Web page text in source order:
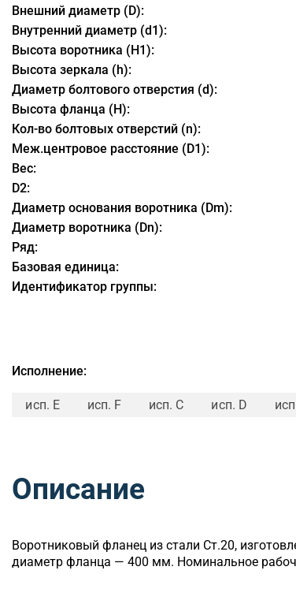
Внешний диаметр (D):
Внутренний диаметр (d1):
Высота воротника (H1):
Высота зеркала (h):
Диаметр болтового отверстия (d):
Высота фланца (H):
Кол-во болтовых отверстий (n):
Меж.центровое расстояние (D1):
Вес:
D2:
Диаметр основания воротника (Dm):
Диаметр воротника (Dn):
Ряд:
Базовая единица:
Идентификатор группы:
Исполнение:
исп. E исп. F исп. C исп. D
Описание
Воротниковый фланец из стали Ст.20,
диаметр фланца — 400 мм. Номинальное